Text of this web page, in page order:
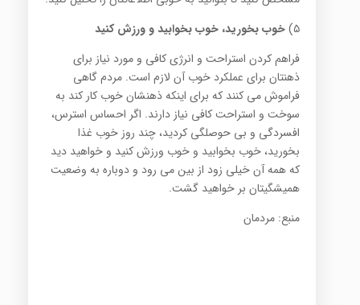
۵) خوب بخورید، خوب بخوابید و ورزش کنید
فراهم کردن استراحت و انرژی کافی و مورد نیاز برای
ذهنتان برای عملکرد خوب آن لازم است. مردم گاهی
فراموش می کنند که برای اینکه ذهنشان خوب کار کند به
سوخت و استراحت کافی نیاز دارند. اگر احساس استرس،
افسردگی و بی حوصلگی کردید، چند روز خوب غذا
بخورید، خوب بخوابید و خوب ورزش کنید و خواهید دید
که همه آن خیلی زود از بین می رود و دوباره به وضعیت
همیشگیتان بر خواهید گشت.
منبع: مردمان